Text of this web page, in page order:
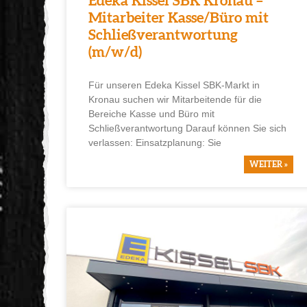
Mitarbeiter Kasse/Büro mit
Schließverantwortung
(m/w/d)
Für unseren Edeka Kissel SBK-Markt in
Kronau suchen wir Mitarbeitende für die
Bereiche Kasse und Büro mit
Schließverantwortung Darauf können Sie sich
verlassen: Einsatzplanung: Sie
WEITER »